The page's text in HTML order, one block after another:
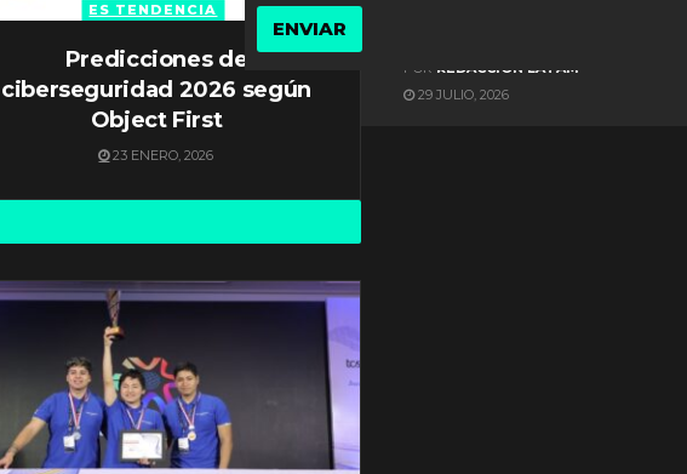
ES TENDENCIA
Predicciones de
ciberseguridad 2026 según
Object First
23 ENERO, 2026
POR REDACCIÓN LATAM
29 JULIO, 2026
ENVIAR